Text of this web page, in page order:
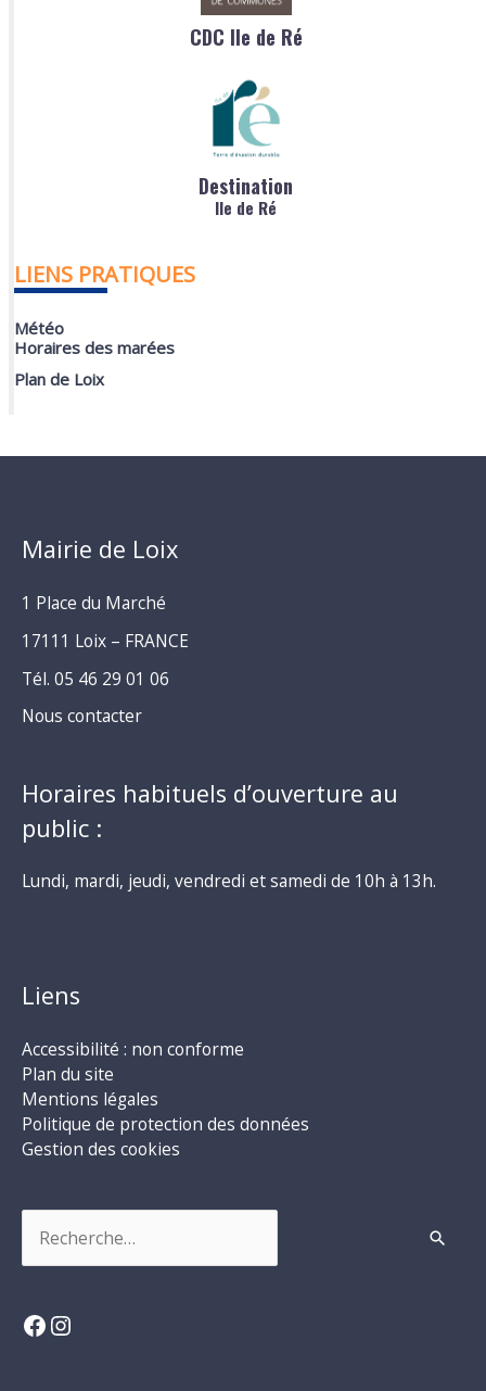
CDC Ile de Ré
Destination
Ile de Ré
LIENS PRATIQUES
Météo
Horaires des marées
Plan de Loix
Mairie de Loix
1 Place du Marché
17111 Loix – FRANCE
Tél. 05 46 29 01 06
Nous contacter
Horaires habituels d’ouverture au
public :
Lundi, mardi, jeudi, vendredi et samedi de 10h à 13h.
Liens
Accessibilité : non conforme
Plan du site
Mentions légales
Politique de protection des données
Gestion des cookies
Facebook
Instagram